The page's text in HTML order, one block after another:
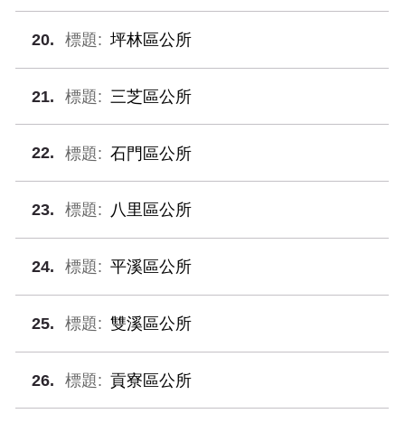
20 坪林區公所
21 三芝區公所
22 石門區公所
23 八里區公所
24 平溪區公所
25 雙溪區公所
26 貢寮區公所